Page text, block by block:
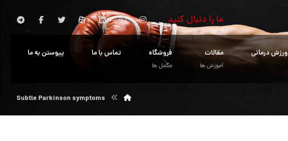
ما را دنبال کنید
ورزش درمانی مقالات
آموزش ها
فروشگاه
مکمل ها
تماس با ما پیوستن به ما
Subtle Parkinson symptoms